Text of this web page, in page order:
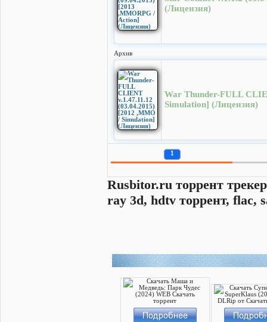
(Лицензия)
Архив
War Thunder-FULL
Simulation] (Лицензия)
1
Rusbitor.ru торрент
ray 3d, hdtv торрент, flac,